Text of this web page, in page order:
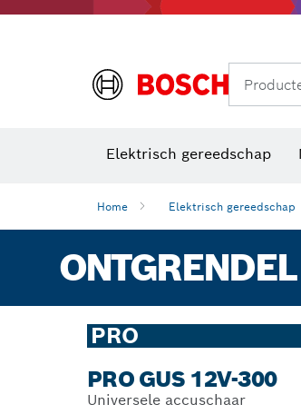
Elektrisch gereedschap
Home Elektrisch gereedschap
PRO
PRO GUS 12V-300
Universele accuschaar